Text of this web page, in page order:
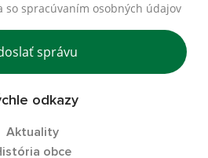
so spracúvaním osobných údajov
správu
odkazy
Aktuality
obce